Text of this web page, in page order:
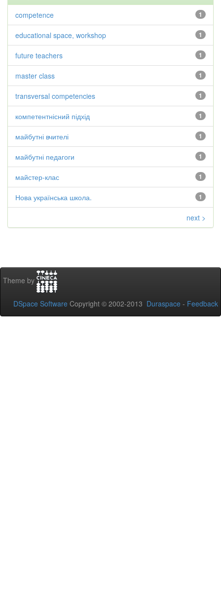
1
competence
1
educational space, workshop
1
future teachers
1
master class
1
transversal competencies
1
компетентнісний підхід
1
майбутні вчителі
1
майбутні педагоги
1
майстер-клас
1
Нова українська школа.
next >
Theme by
DSpace Software Copyright © 2002-2013 Duraspace - Feedback